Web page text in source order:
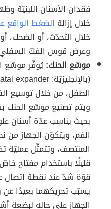
فقدان الأسنان اللبنيّة
خلال إزالة الضغط الواقع
خلال التحدّث، أو الضحك،
وعرض قوس الفكّ
موسّع الحنك:يُوفّر موسّع
الطفل، من خلال توسيع
ويتم تصنيع موسّع
بحيث يناسب عدّة أسنان
الفم، ويتكوّن الجهاز
المنتصف، وتتمثّل عمليّة
قليلًا باستخدام مفتاح
قوّة شدّ عند نقطة اتصال
يسبّب تحريكهما بعيدًا عن
الجهاز على حاله لبضعة